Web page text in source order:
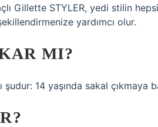
Gillette STYLER, yedi stilin
yardımcı olur.
MI?
şudur: 14 yaşında sakal çıkmaya